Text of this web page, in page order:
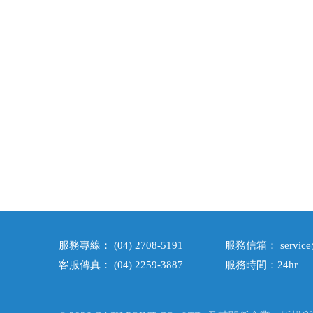
服務專線 ： (04) 2708-5191 服務信箱 ：
客服傳真 ： (04) 2259-3887 服務時間：24hr